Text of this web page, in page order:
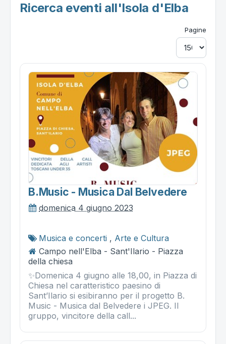
Ricerca eventi all'Isola d'Elba
Pagine
B.music - Musica Dal Belvedere
domenica 4 giugno 2023
Musica e concerti , Arte e Cultura
Campo nell'Elba - Sant'Ilario - Piazza
della chiesa
✨Domenica 4 giugno alle 18,00, in Piazza di
Chiesa nel caratteristico paesino di
Sant’Ilario si esibiranno per il progetto B.
Music - Musica dal Belvedere i JPEG. Il
gruppo, vincitore della call...